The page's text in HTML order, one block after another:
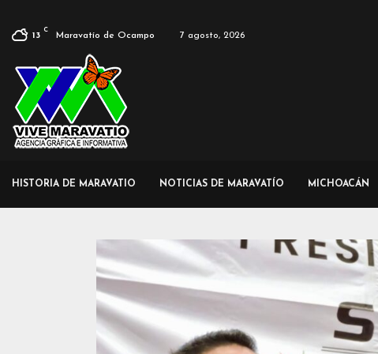
13
C
Maravatío de Ocampo 7 agosto, 2026
HISTORIA DE MARAVATIO NOTICIAS DE MARAVATÍO MICHOACÁN